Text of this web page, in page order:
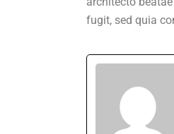
fugit, sed quia